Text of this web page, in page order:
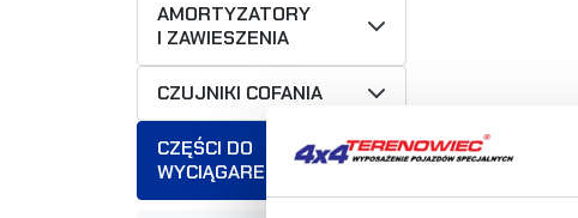
AMORTYZATORY
I ZAWIESZENIA
CZUJNIKI COFANIA
CZĘŚCI DO
WYCIĄGAREK